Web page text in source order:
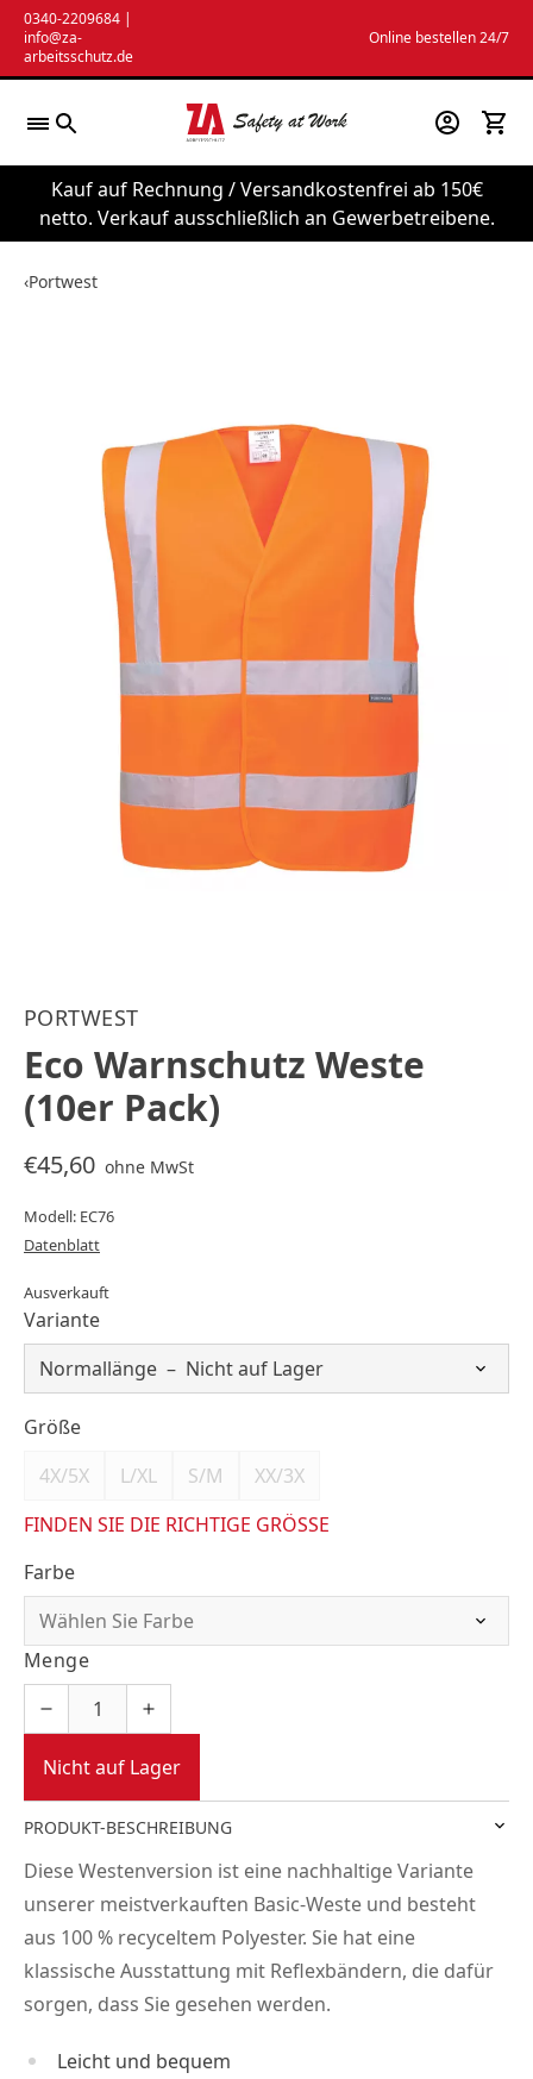
Zum
Inhalt
springen
0340-2209684 |
info@za-
arbeitsschutz.de
Online bestellen 24/7
Kauf auf Rechnung / Versandkostenfrei ab 150€
netto. Verkauf ausschließlich an Gewerbetreibene.
‹Portwest
PORTWEST
Eco Warnschutz Weste
(10er Pack)
€45,60 ohne MwSt
Modell: EC76
Datenblatt
Ausverkauft
Variante
Größe
4X/5X
L/XL S/M
XX/3X
FINDEN SIE DIE RICHTIGE GRÖSSE
Farbe
Menge
Nicht auf Lager
PRODUKT-BESCHREIBUNG
Diese Westenversion ist eine nachhaltige Variante
unserer meistverkauften Basic-Weste und besteht
aus 100 % recyceltem Polyester. Sie hat eine
klassische Ausstattung mit Reflexbändern, die dafür
sorgen, dass Sie gesehen werden.
Leicht und bequem